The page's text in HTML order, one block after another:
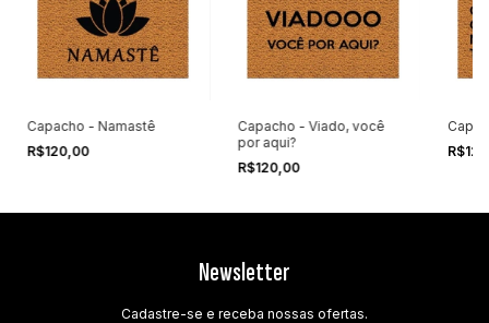
Capacho - Namastê
R$120,00
Capacho - Viado, você
por aqui?
R$120,00
Newsletter
Cadastre-se e receba nossas ofertas.